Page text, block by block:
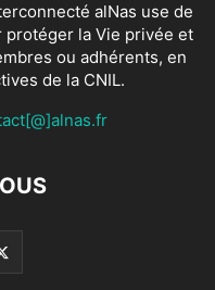
alNas use de
la Vie privée et
ou adhérents, en
de la CNIL.